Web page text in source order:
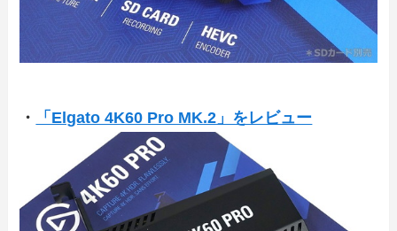
・ 「Elgato 4K60 Pro MK.2」をレビュー